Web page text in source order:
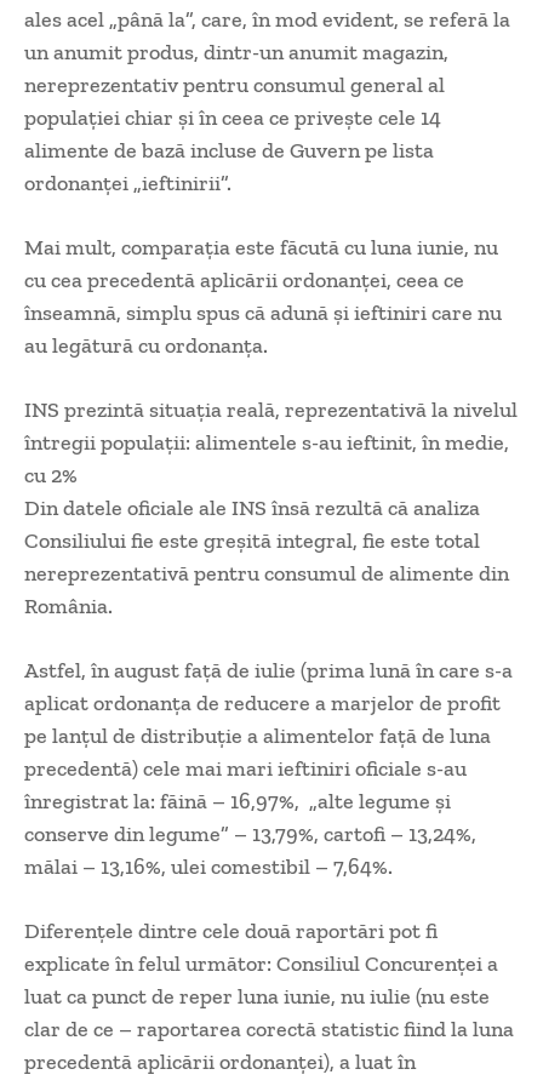
ales acel „până la”, care, în mod evident, se referă la
un anumit produs, dintr-un anumit magazin,
nereprezentativ pentru consumul general al
populației chiar și în ceea ce privește cele 14
alimente de bază incluse de Guvern pe lista
ordonanței „ieftinirii”.
Mai mult, comparația este făcută cu luna iunie, nu
cu cea precedentă aplicării ordonanței, ceea ce
înseamnă, simplu spus că adună și ieftiniri care nu
au legătură cu ordonanța.
INS prezintă situația reală, reprezentativă la nivelul
întregii populații: alimentele s-au ieftinit, în medie,
cu 2%
Din datele oficiale ale INS însă rezultă că analiza
Consiliului fie este greșită integral, fie este total
nereprezentativă pentru consumul de alimente din
România.
Astfel, în august față de iulie (prima lună în care s-a
aplicat ordonanța de reducere a marjelor de profit
pe lanțul de distribuție a alimentelor față de luna
precedentă) cele mai mari ieftiniri oficiale s-au
înregistrat la: făină – 16,97%, „alte legume și
conserve din legume” – 13,79%, cartofi – 13,24%,
mălai – 13,16%, ulei comestibil – 7,64%.
Diferențele dintre cele două raportări pot fi
explicate în felul următor: Consiliul Concurenței a
luat ca punct de reper luna iunie, nu iulie (nu este
clar de ce – raportarea corectă statistic fiind la luna
precedentă aplicării ordonanței), a luat în